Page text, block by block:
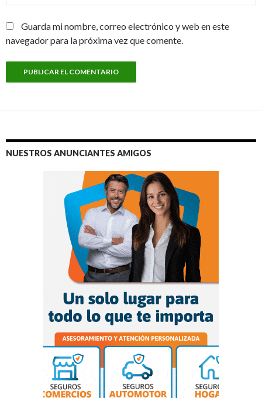
Guarda mi nombre, correo electrónico y web en este
navegador para la próxima vez que comente.
NUESTROS ANUNCIANTES AMIGOS